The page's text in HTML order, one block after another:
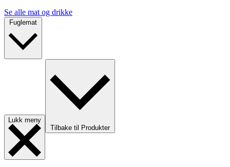
Se alle mat og drikke
Lukk meny
Tilbake til Produkter